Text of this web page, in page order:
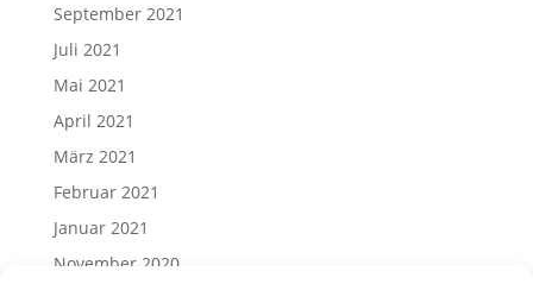
September 2021
Juli 2021
Mai 2021
April 2021
März 2021
Februar 2021
Januar 2021
November 2020